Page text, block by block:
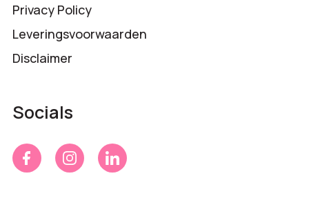
Privacy Policy
Leveringsvoorwaarden
Disclaimer
Socials